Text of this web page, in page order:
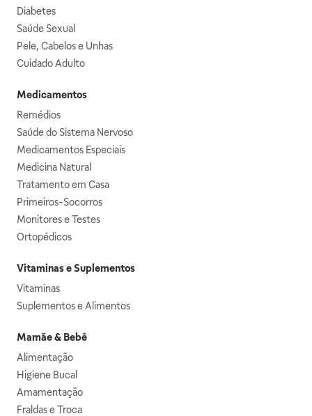
Diabetes
Saúde Sexual
Pele, Cabelos e Unhas
Cuidado Adulto
Medicamentos
Remédios
Saúde do Sistema Nervoso
Medicamentos Especiais
Medicina Natural
Tratamento em Casa
Primeiros-Socorros
Monitores e Testes
Ortopédicos
Vitaminas e Suplementos
Vitaminas
Suplementos e Alimentos
Mamãe & Bebê
Alimentação
Higiene Bucal
Amamentação
Fraldas e Troca